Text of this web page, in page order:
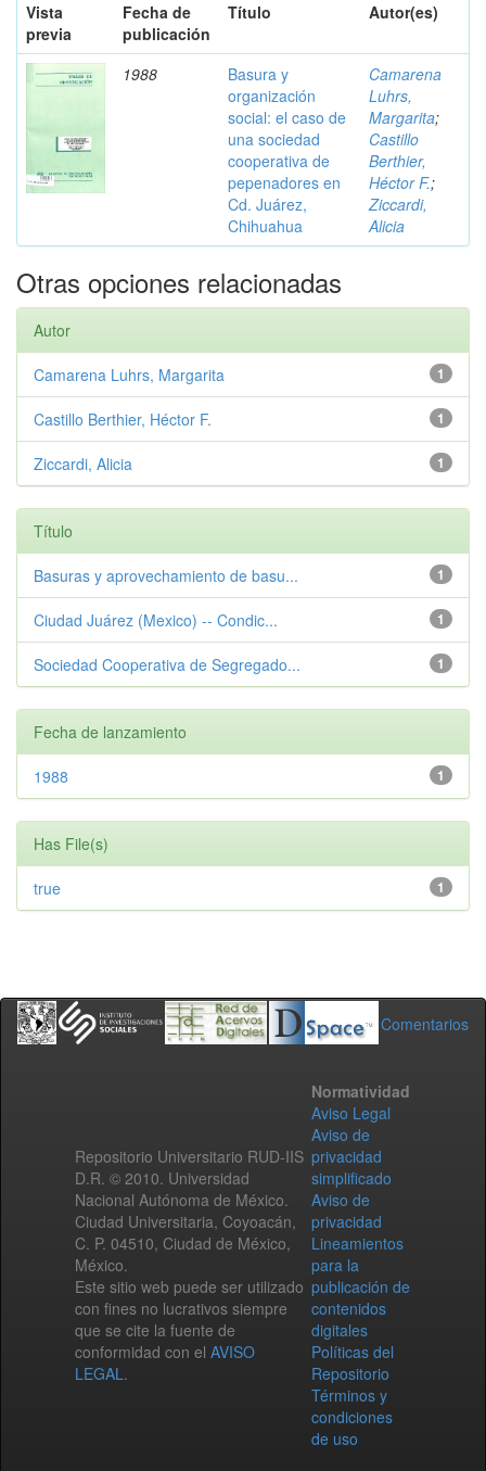
Vista
previa
Fecha de
publicación
Título Autor(es)
1988
Basura y
organización
social: el caso de
una sociedad
cooperativa de
pepenadores en
Cd. Juárez,
Chihuahua
Camarena
Luhrs,
Margarita;
Castillo
Berthier,
Héctor F.;
Ziccardi,
Alicia
Otras opciones relacionadas
Autor
1
Camarena Luhrs, Margarita
1
Castillo Berthier, Héctor F.
1
Ziccardi, Alicia
Título
1
Basuras y aprovechamiento de basu...
1
Ciudad Juárez (Mexico) -- Condic...
1
Sociedad Cooperativa de Segregado...
Fecha de lanzamiento
1
1988
Has File(s)
1
true
Comentarios
Repositorio Universitario RUD-IIS
D.R. © 2010. Universidad
Nacional Autónoma de México.
Ciudad Universitaria, Coyoacán,
C. P. 04510, Ciudad de México,
México.
Este sitio web puede ser utilizado
con fines no lucrativos siempre
que se cite la fuente de
conformidad con el AVISO
LEGAL.
Normatividad
Aviso Legal
Aviso de
privacidad
simplificado
Aviso de
privacidad
Lineamientos
para la
publicación de
contenidos
digitales
Políticas del
Repositorio
Términos y
condiciones
de uso